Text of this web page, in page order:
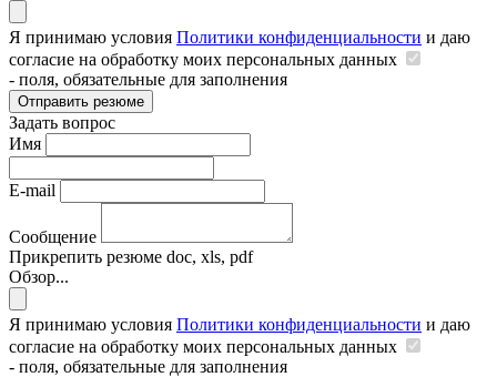
Я принимаю условия Политики конфиденциальности и даю
согласие на обработку моих персональных данных
- поля, обязательные для заполнения
Отправить резюме
Задать вопрос
Имя
E-mail
Сообщение
Прикрепить резюме doc, xls, pdf
Обзор...
Я принимаю условия Политики конфиденциальности и даю
согласие на обработку моих персональных данных
- поля, обязательные для заполнения